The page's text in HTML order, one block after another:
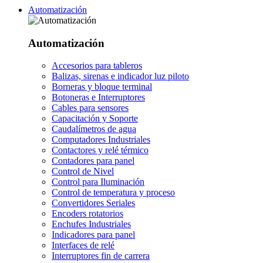
Automatización
Automatización
Accesorios para tableros
Balizas, sirenas e indicador luz piloto
Borneras y bloque terminal
Botoneras e Interruptores
Cables para sensores
Capacitación y Soporte
Caudalímetros de agua
Computadores Industriales
Contactores y relé térmico
Contadores para panel
Control de Nivel
Control para Iluminación
Control de temperatura y proceso
Convertidores Seriales
Encoders rotatorios
Enchufes Industriales
Indicadores para panel
Interfaces de relé
Interruptores fin de carrera